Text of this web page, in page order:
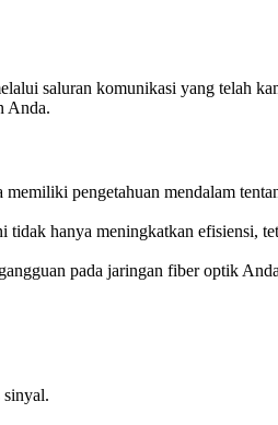
saluran komunikasi yang telah
Anda.
pengetahuan mendalam
hanya meningkatkan efisiensi,
pada jaringan fiber optik
sinyal.